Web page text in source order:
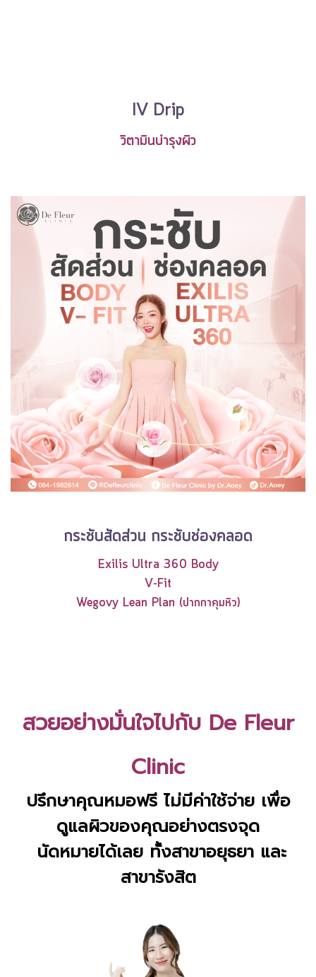
IV Drip
วิตามินบำรุงผิว
กระชับสัดส่วน กระชับช่องคลอด
Exilis Ultra 360 Body
V-Fit
Wegovy Lean Plan (ปากกาคุมหิว)
สวยอย่างมั่นใจไปกับ De Fleur
Clinic
ปรึกษาคุณหมอฟรี ไม่มีค่าใช้จ่าย เพื่อ
ดูแลผิวของคุณอย่างตรงจุด
นัดหมายได้เลย ทั้งสาขาอยุธยา และ
สาขารังสิต